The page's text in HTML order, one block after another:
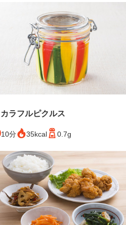
カラフルピクルス
10分 35kcal 0.7g